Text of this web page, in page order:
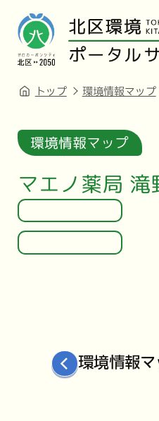
トップ 環境情報マップ
環境情報マップ
マエノ薬局 滝
環境情報